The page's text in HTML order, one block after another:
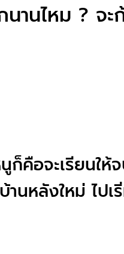
านไหม ? จ
ก็คือจะเรียนใ
นหลังใหม่ ไปเ